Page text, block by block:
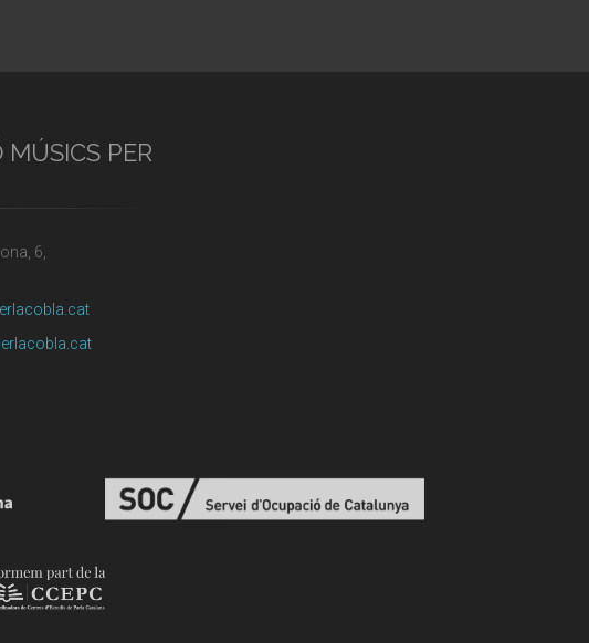
MÚSICS PER
6,